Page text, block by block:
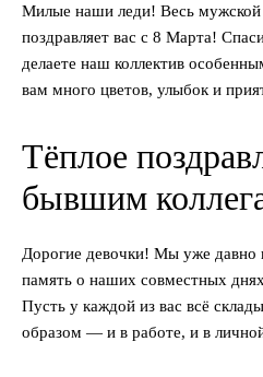
Милые наши леди! Весь мужской
поздравляет вас с 8 Марта!
делаете наш коллектив
вам много цветов, улыбок и
Тёплое
бывшим
Дорогие девочки! Мы уже давно
память о наших совместных
Пусть у каждой из вас всё
образом — и в работе, и в